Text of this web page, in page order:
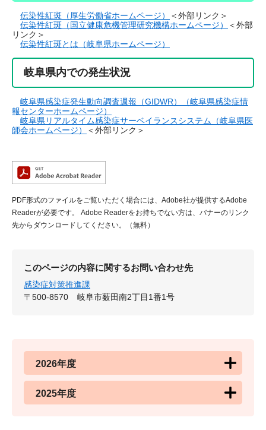
伝染性紅斑（厚生労働省ホームページ）
＜外部リンク＞
伝染性紅斑（国立健康危機管理研究機構ホームページ）
＜外部
リンク＞
伝染性紅斑とは（岐阜県ホームページ）
岐阜県内での発生状況
岐阜県感染症発生動向調査週報（GIDWR）（岐阜県感染症情
報センターホームページ）
岐阜県リアルタイム感染症サーベイランスシステム（岐阜県医
師会ホームページ）
＜外部リンク＞
PDF形式のファイルをご覧いただく場合には、Adobe社が提供するAdobe
Readerが必要です。
Adobe Readerをお持ちでない方は、バナーのリンク
先からダウンロードしてください。（無料）
このページの内容に関するお問い合わせ先
感染症対策推進課
〒500-8570
岐阜市薮田南2丁目1番1号
2026年度
2025年度